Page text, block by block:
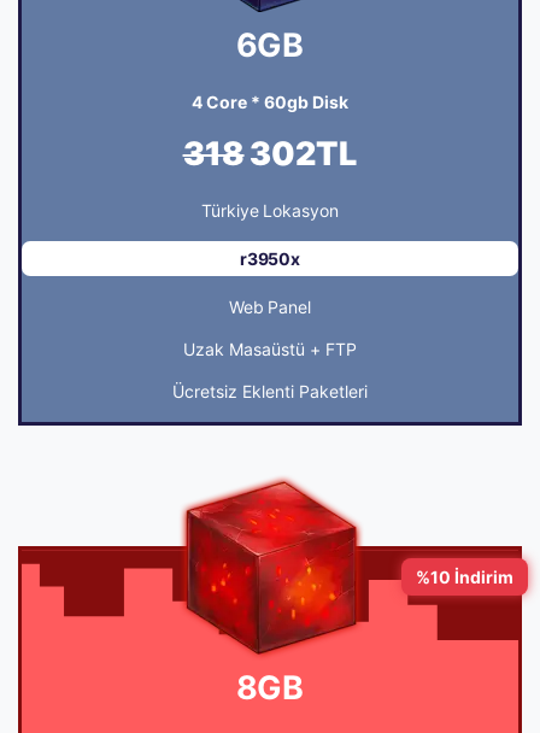
6GB
4 Core * 60gb Disk
318302TL
Türkiye Lokasyon
r3950x
Web Panel
Uzak Masaüstü + FTP
Ücretsiz Eklenti Paketleri
%10 İndirim
8GB